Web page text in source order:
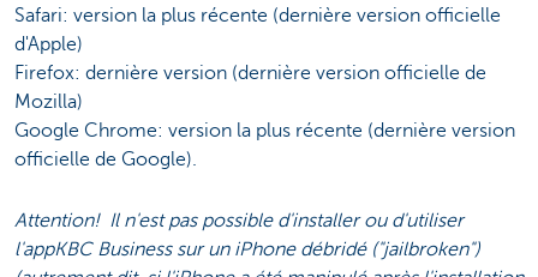
Safari: version la plus récente (dernière version officielle
d'Apple)
Firefox: dernière version (dernière version officielle de
Mozilla)
Google Chrome: version la plus récente (dernière version
officielle de Google).
Attention! Il n'est pas possible d'installer ou d'utiliser
l'appKBC Business sur un iPhone débridé ("jailbroken")